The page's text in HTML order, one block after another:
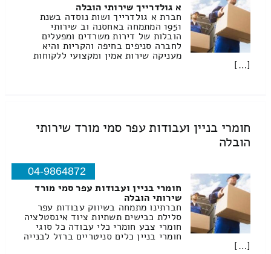
א גולדרייך שירותי הובלה
חברת א גולדרייך ושות נוסדה בשנת
1951 המתמחה באחסנה וב שירותי
הובלות של דירות משרדים ומפעלים
לחברה סניפים בחיפה והקריות והיא
מעניקה שירות אמין ומקצועי ללקוחות
[…]
חומרי בניין ועבודות עפר סמי מורד שירותי
הובלה
04-9864872
חומרי בניין ועבודות עפר סמי מורד
שירותי הובלה
חברתינו מתמחה בשיווק עבודות עפר
סלילת כבישים תשתיות ציוד אינסטלציה
חומרי צבע חומרי כלי עבודה כל סוגי
חומרי בניין כלים סניטריים ברזל לבנייה
[…]